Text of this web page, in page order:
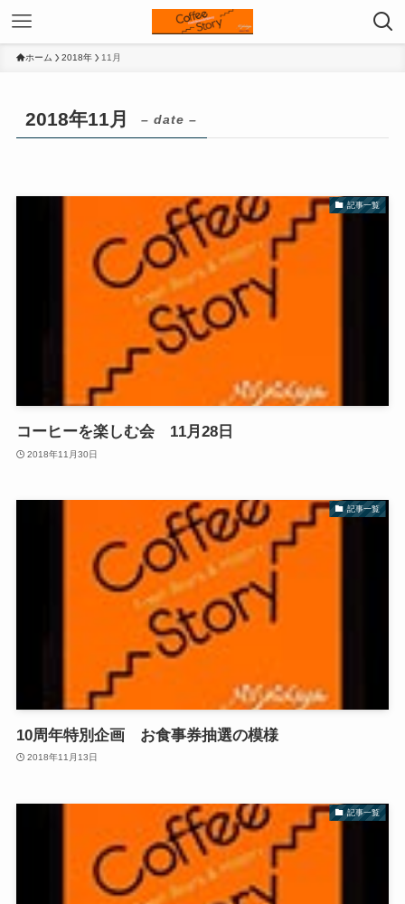
ホーム 2018年 11月
2018年11月 – date –
記事一覧
コーヒーを楽しむ会 11月28日
2018年11月30日
記事一覧
10周年特別企画 お食事券抽選の模様
2018年11月13日
記事一覧